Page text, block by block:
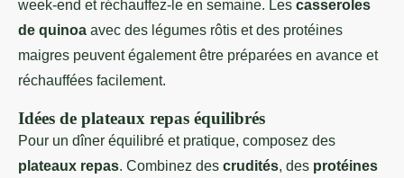
week-end et réchauffez-le en semaine. Les casseroles
de quinoa avec des légumes rôtis et des protéines
maigres peuvent également être préparées en avance et
réchauffées facilement.
Idées de plateaux repas équilibrés
Pour un dîner équilibré et pratique, composez des
plateaux repas. Combinez des crudités, des protéines